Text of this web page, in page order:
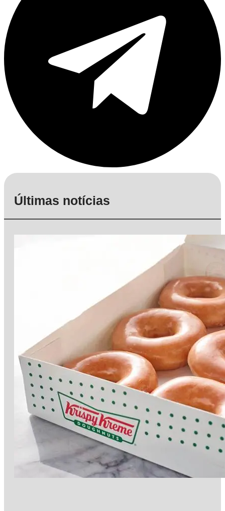
Últimas notícias